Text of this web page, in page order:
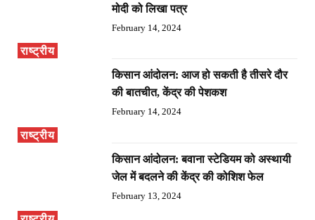
राष्ट्रीय
मोदी को लिखा पत्र
February 14, 2024
राष्ट्रीय
किसान आंदोलन: आज हो सकती है तीसरे दौर
की बातचीत, केंद्र की पेशकश
February 14, 2024
किसान आंदोलन: बवाना स्टेडियम को अस्थायी
जेल में बदलने की केंद्र की कोशिश फेल
February 13, 2024